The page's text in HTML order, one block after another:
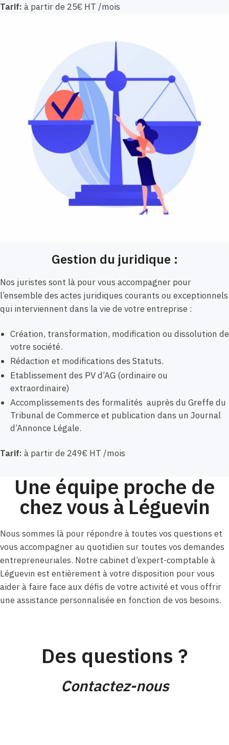
Tarif: à partir de 25€ HT /mois
Gestion du juridique :
Nos juristes sont là pour vous accompagner pour
l’ensemble des actes juridiques courants ou exceptionnels
qui interviennent dans la vie de votre entreprise :
Création, transformation, modification ou dissolution de
votre société.
Rédaction et modifications des Statuts.
Etablissement des PV d’AG (ordinaire ou
extraordinaire)
Accomplissements des formalités auprès du Greffe du
Tribunal de Commerce et publication dans un Journal
d’Annonce Légale.
Tarif: à partir de 249€ HT /mois
Une équipe proche de
chez vous à Léguevin
Nous sommes là pour répondre à toutes vos questions et
vous accompagner au quotidien sur toutes vos demandes
entrepreneuriales. Notre cabinet d’expert-comptable à
Léguevin est entièrement à votre disposition pour vous
aider à faire face aux défis de votre activité et vous offrir
une assistance personnalisée en fonction de vos besoins.
Des questions ?
Contactez-nous